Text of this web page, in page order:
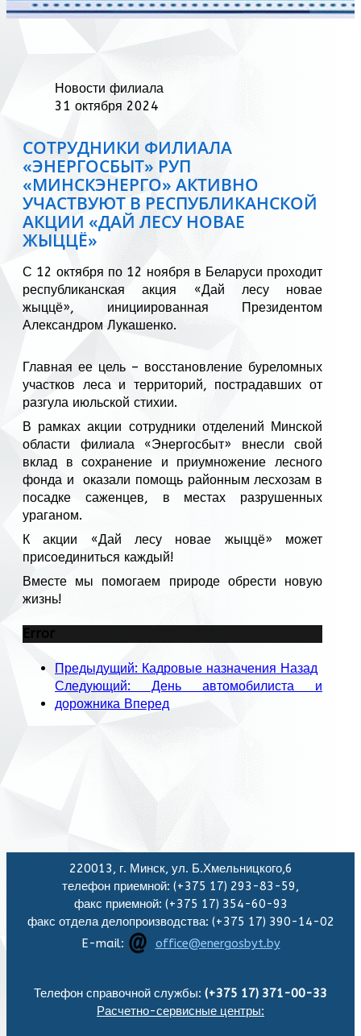
Новости филиала
31 октября 2024
СОТРУДНИКИ ФИЛИАЛА
«ЭНЕРГОСБЫТ» РУП
«МИНСКЭНЕРГО» АКТИВНО
УЧАСТВУЮТ В РЕСПУБЛИКАНСКОЙ
АКЦИИ «ДАЙ ЛЕСУ НОВАЕ
ЖЫЦЦЁ»
С 12 октября по 12 ноября в Беларуси проходит
республиканская акция «Дай лесу новае
жыццё», инициированная Президентом
Александром Лукашенко.
Главная ее цель – восстановление буреломных
участков леса и территорий, пострадавших от
разгула июльской стихии.
В рамках акции сотрудники отделений Минской
области филиала «Энергосбыт» внесли свой
вклад в сохранение и приумножение лесного
фонда и оказали помощь районным лесхозам в
посадке саженцев, в местах разрушенных
ураганом.
К акции «Дай лесу новае жыццё» может
присоединиться каждый!
Вместе мы помогаем природе обрести новую
жизнь!
Error
Предыдущий: Кадровые назначения Назад
Следующий: День автомобилиста и
дорожника Вперед
220013, г. Минск, ул. Б.Хмельницкого,6
телефон приемной: (+375 17) 293-83-59,
факс приемной: (+375 17) 354-60-93
факс отдела делопроизводства: (+375 17) 390-14-02
E-mail:
office@energosbyt.by
Телефон справочной службы: (+375 17) 371-00-33
Расчетно-сервисные центры: